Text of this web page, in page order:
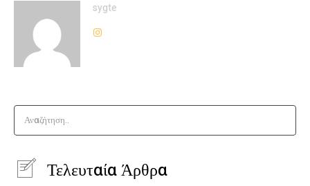
sygte
Αναζήτηση..
Τελευταία Άρθρα